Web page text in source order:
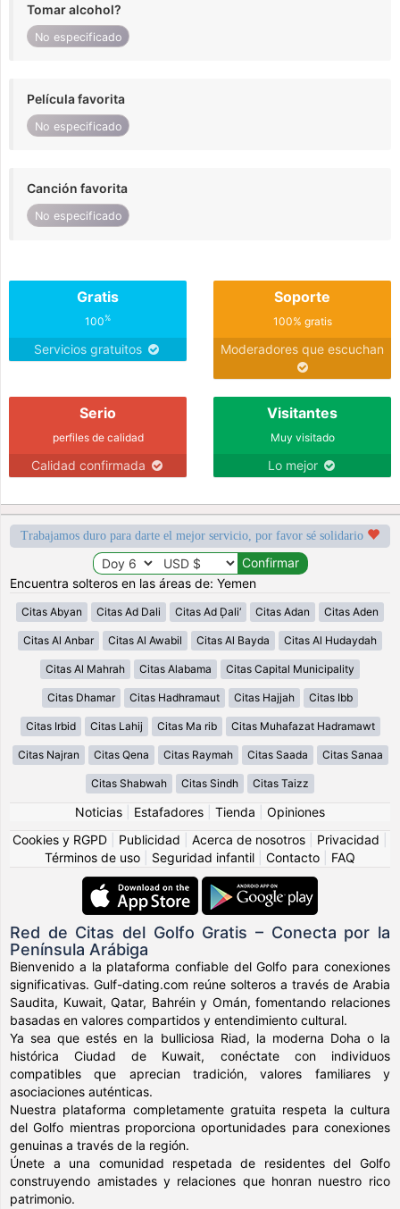
Tomar alcohol?
No especificado
Película favorita
No especificado
Canción favorita
No especificado
Gratis
100%
Servicios gratuitos
Soporte
100% gratis
Moderadores que escuchan
Serio
perfiles de calidad
Calidad confirmada
Visitantes
Muy visitado
Lo mejor
Trabajamos duro para darte el mejor servicio, por favor sé solidario
Encuentra solteros en las áreas de: Yemen
Citas Abyan Citas Ad Dali Citas Ad Ḑali‘ Citas Adan Citas Aden
Citas Al Anbar Citas Al Awabil Citas Al Bayda Citas Al Hudaydah
Citas Al Mahrah Citas Alabama Citas Capital Municipality
Citas Dhamar Citas Hadhramaut Citas Hajjah Citas Ibb
Citas Irbid Citas Lahij Citas Ma rib Citas Muhafazat Hadramawt
Citas Najran Citas Qena Citas Raymah Citas Saada Citas Sanaa
Citas Shabwah Citas Sindh Citas Taizz
Noticias Estafadores Tienda
Opiniones
Cookies y RGPD
Publicidad Acerca de nosotros Privacidad
Términos de uso
Seguridad infantil Contacto FAQ
Red de Citas del Golfo Gratis – Conecta por la
Península Arábiga
Bienvenido a la plataforma confiable del Golfo para conexiones
significativas. Gulf-dating.com reúne solteros a través de Arabia
Saudita, Kuwait, Qatar, Bahréin y Omán, fomentando relaciones
basadas en valores compartidos y entendimiento cultural.
Ya sea que estés en la bulliciosa Riad, la moderna Doha o la
histórica Ciudad de Kuwait, conéctate con individuos
compatibles que aprecian tradición, valores familiares y
asociaciones auténticas.
Nuestra plataforma completamente gratuita respeta la cultura
del Golfo mientras proporciona oportunidades para conexiones
genuinas a través de la región.
Únete a una comunidad respetada de residentes del Golfo
construyendo amistades y relaciones que honran nuestro rico
patrimonio.